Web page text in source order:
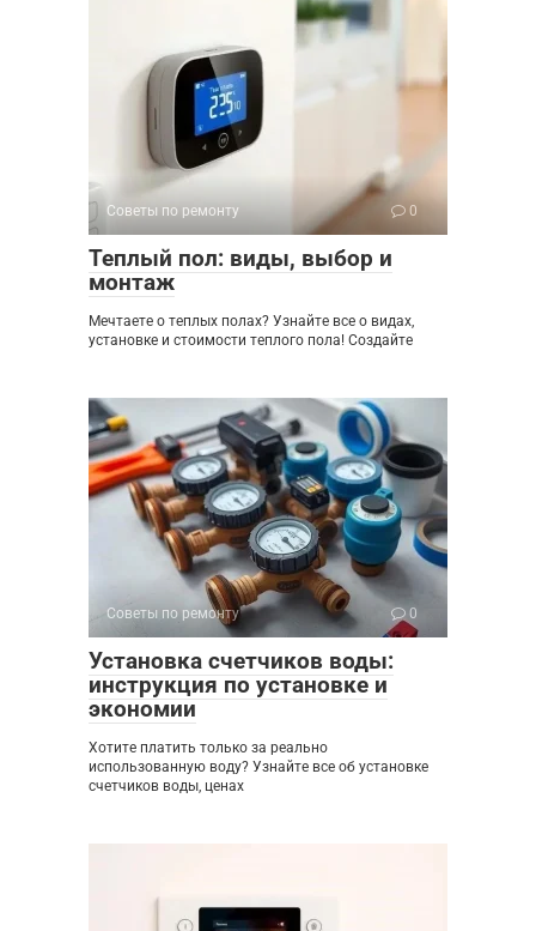
Советы по ремонту 0
Теплый пол: виды, выбор и
монтаж
Мечтаете о теплых полах? Узнайте все о видах,
установке и стоимости теплого пола! Создайте
Советы по ремонту 0
Установка счетчиков воды:
инструкция по установке и
экономии
Хотите платить только за реально
использованную воду? Узнайте все об установке
счетчиков воды, ценах